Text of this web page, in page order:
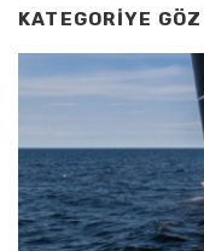
KATEGORIYE